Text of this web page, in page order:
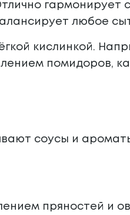
гармонирует
любое
кислинкой.
помидоров,
соусы и
пряностей и